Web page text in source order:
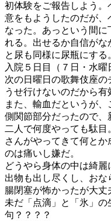
初体験をご報告しよう
意をもようしたのだが、
なった。あっという間
れる。出せるか自信が
と尿も同様に尿瓶にする
入院５日目（７日・水曜
次の日曜日の歌舞伎座
うせ行けないのだから有
また、輸血だというが
側関節部分だったので
二人で何度やっても駄
さんがやってきて何と
のは痛いし嫌だ。
どうやら身体の中は綺
出物も出し尽くし、おな
腸閉塞が怖かったが大丈
未だ「点滴」と「氷」
句？？？？